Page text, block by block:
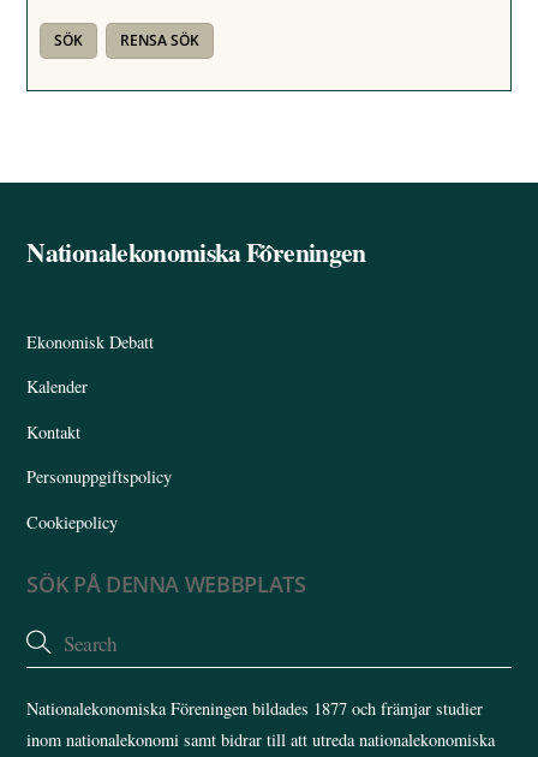
Back
Nationalekonomiska Föreningen
Ekonomisk Debatt
Kalender
Kontakt
Personuppgiftspolicy
Cookiepolicy
SÖK PÅ DENNA WEBBPLATS
Nationalekonomiska Föreningen bildades 1877 och främjar studier
inom nationalekonomi samt bidrar till att utreda nationalekonomiska